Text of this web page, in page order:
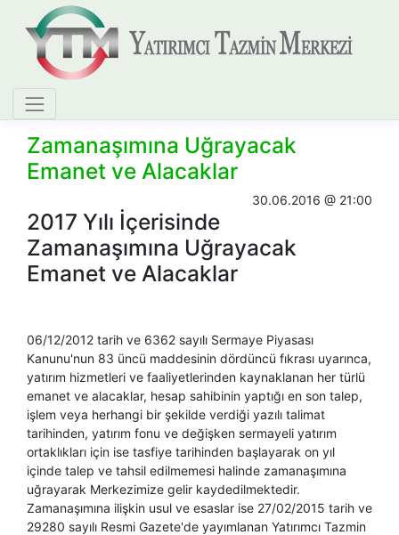
Zamanaşımına Uğrayacak
Emanet ve Alacaklar
30.06.2016 @ 21:00
2017 Yılı İçerisinde
Zamanaşımına Uğrayacak
Emanet ve Alacaklar
​06/12/2012 tarih ve 6362 sayılı Sermaye Piyasası
Kanunu'nun 83 üncü maddesinin dördüncü fıkrası uyarınca,
yatırım hizmetleri ve faaliyetlerinden kaynaklanan her türlü
emanet ve alacaklar, hesap sahibinin yaptığı en son talep,
işlem veya herhangi bir şekilde verdiği yazılı talimat
tarihinden, yatırım fonu ve değişken sermayeli yatırım
ortaklıkları için ise tasfiye tarihinden başlayarak on yıl
içinde talep ve tahsil edilmemesi halinde zamanaşımına
uğrayarak Merkezimize gelir kaydedilmektedir.
Zamanaşımına ilişkin usul ve esaslar ise 27/02/2015 tarih ve
29280 sayılı Resmi Gazete'de yayımlanan Yatırımcı Tazmin